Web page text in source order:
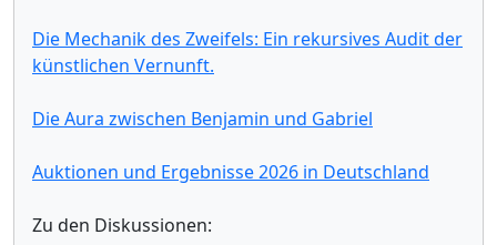
Die Mechanik des Zweifels: Ein rekursives Audit der
künstlichen Vernunft.
Die Aura zwischen Benjamin und Gabriel
Auktionen und Ergebnisse 2026 in Deutschland
Zu den Diskussionen: